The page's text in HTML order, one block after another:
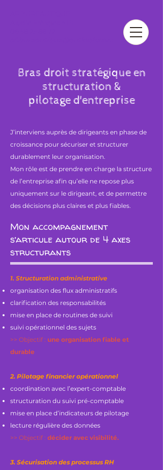
Bras droit stratégique en
structuration &
pilotage d'entreprise
J’interviens auprès de dirigeants en phase de
croissance pour sécuriser et structurer
durablement leur organisation.
Mon rôle est de prendre en charge la structure
de l’entreprise afin qu’elle ne repose plus
uniquement sur le dirigeant, et de permettre
des décisions plus claires et plus fiables.
Mon accompagnement
s’articule autour de 4 axes
structurants
1. Structuration administrative
organisation des flux administratifs
clarification des responsabilités
mise en place de routines de suivi
suivi opérationnel des sujets
​​>> Objectif : une organisation fiable et
durable
2. Pilotage financier opérationnel
coordination avec l’expert-comptable
structuration du suivi pré-comptable
mise en place d’indicateurs de pilotage
lecture régulière des données
>> Objectif : décider avec visibilité.
3. Sécurisation des processus RH